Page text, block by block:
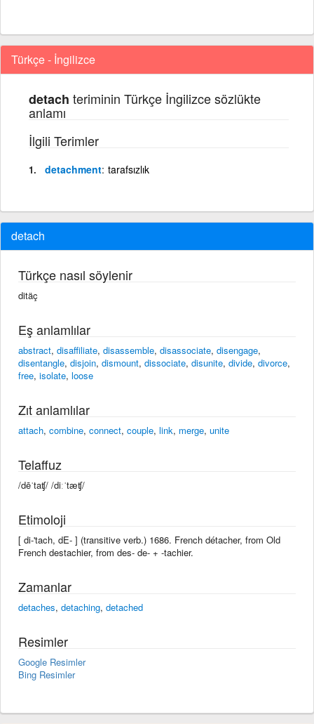
Türkçe - İngilizce
detach teriminin Türkçe İngilizce sözlükte
anlamı
İlgili Terimler
detachment tarafsızlık
detach
Türkçe nasıl söylenir
ditäç
Eş anlamlılar
abstract, disaffiliate, disassemble, disassociate, disengage,
disentangle, disjoin, dismount, dissociate, disunite, divide, divorce,
free, isolate, loose
Zıt anlamlılar
attach, combine, connect, couple, link, merge, unite
Telaffuz
/dēˈtaʧ/ /diːˈtæʧ/
Etimoloji
[ di-'tach, dE- ] (transitive verb.) 1686. French détacher, from Old
French destachier, from des- de- + -tachier.
Zamanlar
detaches, detaching, detached
Resimler
Google Resimler
Bing Resimler